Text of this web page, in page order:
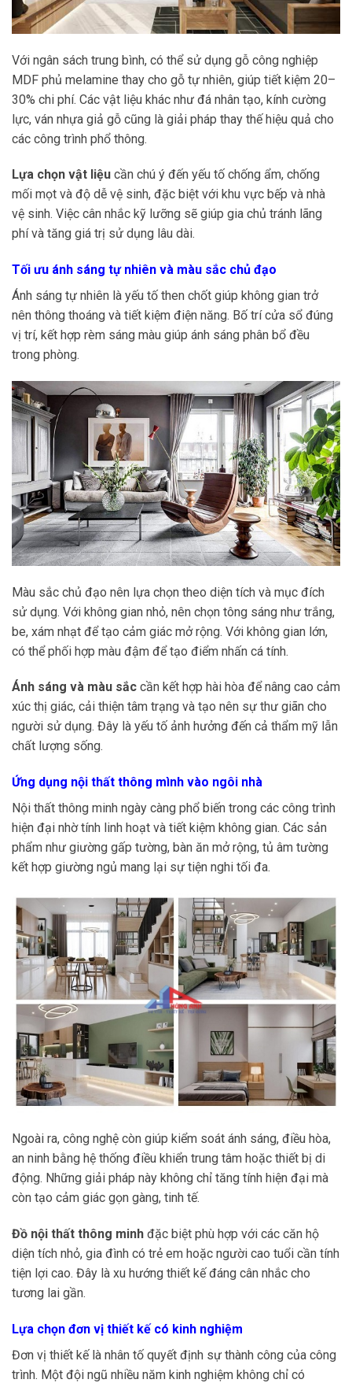
Với ngân sách trung bình, có thể sử dụng gỗ công nghiệp
MDF phủ melamine thay cho gỗ tự nhiên, giúp tiết kiệm 20–
30% chi phí. Các vật liệu khác như đá nhân tạo, kính cường
lực, ván nhựa giả gỗ cũng là giải pháp thay thế hiệu quả cho
các công trình phổ thông.
Lựa chọn vật liệu cần chú ý đến yếu tố chống ẩm, chống
mối mọt và độ dễ vệ sinh, đặc biệt với khu vực bếp và nhà
vệ sinh. Việc cân nhắc kỹ lưỡng sẽ giúp gia chủ tránh lãng
phí và tăng giá trị sử dụng lâu dài.
Tối ưu ánh sáng tự nhiên và màu sắc chủ đạo
Ánh sáng tự nhiên là yếu tố then chốt giúp không gian trở
nên thông thoáng và tiết kiệm điện năng. Bố trí cửa sổ đúng
vị trí, kết hợp rèm sáng màu giúp ánh sáng phân bổ đều
trong phòng.
Màu sắc chủ đạo nên lựa chọn theo diện tích và mục đích
sử dụng. Với không gian nhỏ, nên chọn tông sáng như trắng,
be, xám nhạt để tạo cảm giác mở rộng. Với không gian lớn,
có thể phối hợp màu đậm để tạo điểm nhấn cá tính.
Ánh sáng và màu sắc cần kết hợp hài hòa để nâng cao cảm
xúc thị giác, cải thiện tâm trạng và tạo nên sự thư giãn cho
người sử dụng. Đây là yếu tố ảnh hưởng đến cả thẩm mỹ lẫn
chất lượng sống.
Ứng dụng nội thất thông mình vào ngôi nhà
Nội thất thông minh ngày càng phổ biến trong các công trình
hiện đại nhờ tính linh hoạt và tiết kiệm không gian. Các sản
phẩm như giường gấp tường, bàn ăn mở rộng, tủ âm tường
kết hợp giường ngủ mang lại sự tiện nghi tối đa.
Ngoài ra, công nghệ còn giúp kiểm soát ánh sáng, điều hòa,
an ninh bằng hệ thống điều khiển trung tâm hoặc thiết bị di
động. Những giải pháp này không chỉ tăng tính hiện đại mà
còn tạo cảm giác gọn gàng, tinh tế.
Đồ nội thất thông minh đặc biệt phù hợp với các căn hộ
diện tích nhỏ, gia đình có trẻ em hoặc người cao tuổi cần tính
tiện lợi cao. Đây là xu hướng thiết kế đáng cân nhắc cho
tương lai gần.
Lựa chọn đơn vị thiết kế có kinh nghiệm
Đơn vị thiết kế là nhân tố quyết định sự thành công của công
trình. Một đội ngũ nhiều năm kinh nghiệm không chỉ có